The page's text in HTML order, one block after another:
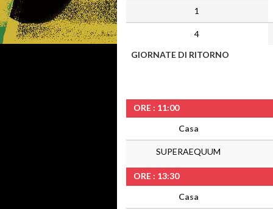
1
4
GIORNATE DI RITORNO
ORE : 11:00
Casa
SUPERAEQUUM
ORE : 13:30
Casa